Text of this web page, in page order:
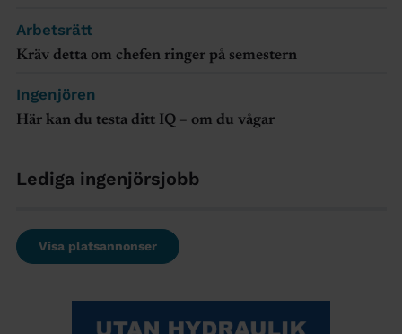
Arbetsrätt
Kräv detta om chefen ringer på semestern
Ingenjören
Här kan du testa ditt IQ – om du vågar
Lediga ingenjörsjobb
Visa platsannonser